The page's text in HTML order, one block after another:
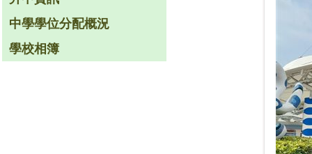
中學學位分配概況
學校相簿